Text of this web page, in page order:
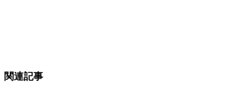
関連記事